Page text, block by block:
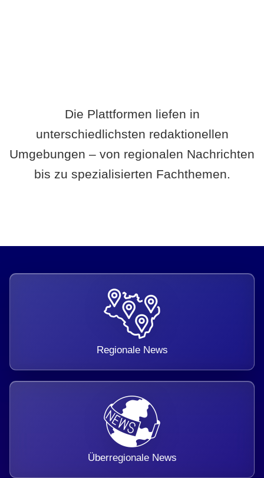
Die Plattformen liefen in
unterschiedlichsten redaktionellen
Umgebungen – von regionalen Nachrichten
bis zu spezialisierten Fachthemen.
Regionale News
Überregionale News